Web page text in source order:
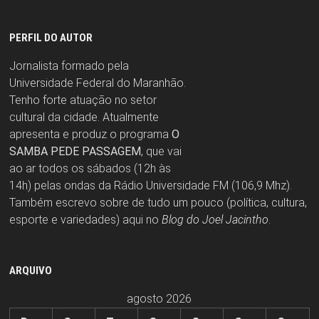
PERFIL DO AUTOR
Jornalista formado pela
Universidade Federal do Maranhão.
Tenho forte atuação no setor
cultural da cidade. Atualmente
apresenta e produz o programa O
SAMBA PEDE PASSAGEM, que vai
ao ar todos os sábados (12h às
14h) pelas ondas da Rádio Universidade FM (106,9 Mhz).
Também escrevo sobre de tudo um pouco (política, cultura,
esporte e variedades) aqui no Blog do Joel Jacintho.
ARQUIVO
agosto 2026